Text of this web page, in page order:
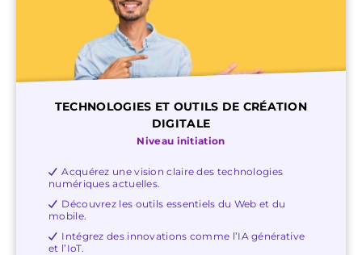
TECHNOLOGIES ET OUTILS DE CRÉATION
DIGITALE
Niveau initiation
Acquérez une vision claire des technologies
numériques actuelles.
Découvrez les outils essentiels du Web et du
mobile.
Intégrez des innovations comme l’IA générative
et l’IoT.